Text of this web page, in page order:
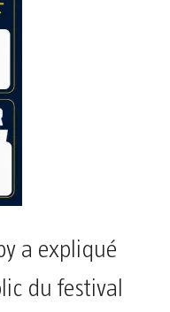
a expliqué
du festival